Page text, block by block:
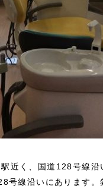
近く、国道128号線
号線沿いにあります